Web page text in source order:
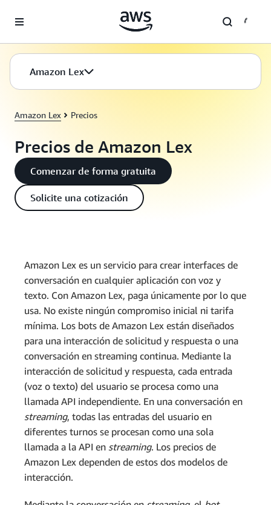
Amazon Lex
Amazon Lex Precios
Precios de Amazon Lex
Comenzar de forma gratuita
Solicite una cotización
Amazon Lex es un servicio para crear interfaces de
conversación en cualquier aplicación con voz y
texto. Con Amazon Lex, paga únicamente por lo que
usa. No existe ningún compromiso inicial ni tarifa
mínima. Los bots de Amazon Lex están diseñados
para una interacción de solicitud y respuesta o una
conversación en streaming continua. Mediante la
interacción de solicitud y respuesta, cada entrada
(voz o texto) del usuario se procesa como una
llamada API independiente. En una conversación en
streaming, todas las entradas del usuario en
diferentes turnos se procesan como una sola
llamada a la API en streaming. Los precios de
Amazon Lex dependen de estos dos modelos de
interacción.